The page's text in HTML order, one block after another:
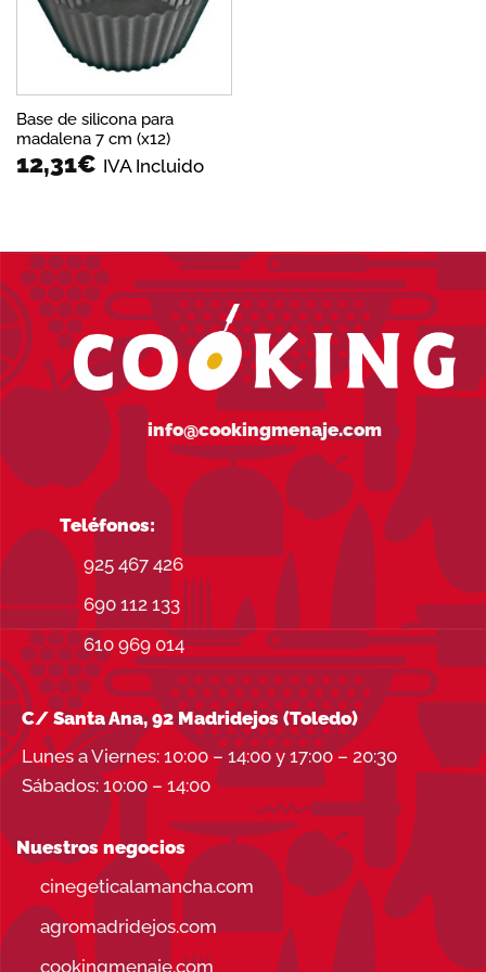
Base de silicona para
madalena 7 cm (x12)
12,31€ IVA Incluido
info@cookingmenaje.com
Teléfonos:
925 467 426
690 112 133
610 969 014
C/ Santa Ana, 92 Madridejos (Toledo)
Lunes a Viernes: 10:00 – 14:00 y 17:00 – 20:30
Sábados: 10:00 – 14:00
Nuestros negocios
cinegeticalamancha.com
agromadridejos.com
cookingmenaje.com